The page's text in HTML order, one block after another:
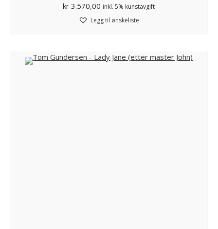
kr 3.570,00 inkl. 5% kunstavgift
Legg til ønskeliste